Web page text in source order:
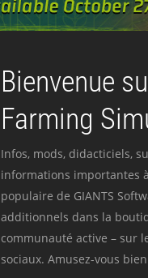
Bienvenue
Farming
Infos, mods, didacticiels,
informations importantes
populaire de GIANTS
additionnels dans la
communauté active – sur
sociaux. Amusez-vous